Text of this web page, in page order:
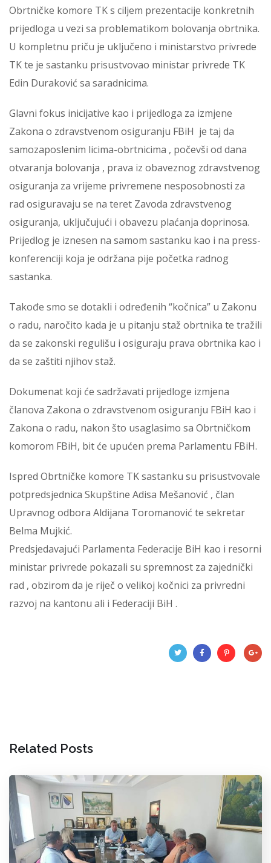
Obrtničke komore TK s ciljem prezentacije konkretnih
prijedloga u vezi sa problematikom bolovanja obrtnika.
U kompletnu priču je uključeno i ministarstvo privrede
TK te je sastanku prisustvovao ministar privrede TK
Edin Duraković sa saradnicima.
Glavni fokus inicijative kao i prijedloga za izmjene
Zakona o zdravstvenom osiguranju FBiH je taj da
samozaposlenim licima-obrtnicima , počevši od dana
otvaranja bolovanja , prava iz obaveznog zdravstvenog
osiguranja za vrijeme privremene nesposobnosti za
rad osiguravaju se na teret Zavoda zdravstvenog
osiguranja, uključujući i obavezu plaćanja doprinosa.
Prijedlog je iznesen na samom sastanku kao i na press-
konferenciji koja je održana pije početka radnog
sastanka.
Takođe smo se dotakli i određenih “kočnica” u Zakonu
o radu, naročito kada je u pitanju staž obrtnika te tražili
da se zakonski regulišu i osiguraju prava obrtnika kao i
da se zaštiti njihov staž.
Dokumenat koji će sadržavati prijedloge izmjena
članova Zakona o zdravstvenom osiguranju FBiH kao i
Zakona o radu, nakon što usaglasimo sa Obrtničkom
komorom FBiH, bit će upućen prema Parlamentu FBiH.
Ispred Obrtničke komore TK sastanku su prisustvovale
potpredsjednica Skupštine Adisa Mešanović , član
Upravnog odbora Aldijana Toromanović te sekretar
Belma Mujkić.
Predsjedavajući Parlamenta Federacije BiH kao i resorni
ministar privrede pokazali su spremnost za zajednički
rad , obzirom da je riječ o velikoj kočnici za privredni
razvoj na kantonu ali i Federaciji BiH .
Related Posts